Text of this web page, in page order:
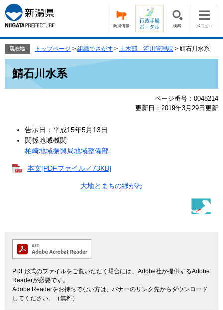
ー
ジ
の
頭
す。
ニ
ュ
ー
飛
て
現在地 トップページ > 組織でさがす > 土木部 河川管理課 > 鯖石川水系
鯖石川水系
ページ番号：0048214
更新日：2019年3月29日更新
告示日：平成15年5月13日
関係地域機関
柏崎地域振興局地域整備部
本文[PDFファイル／73KB]
大地とまちの縁がわ
PDF形式のファイルをご覧いただく場合には、Adobe社が提供するAdobe
Readerが必要です。
Adobe Readerをお持ちでない方は、バナーのリンク先からダウンロード
してください。（無料）